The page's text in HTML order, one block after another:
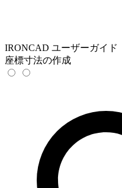
IRONCAD ユーザーガイド
座標寸法の作成